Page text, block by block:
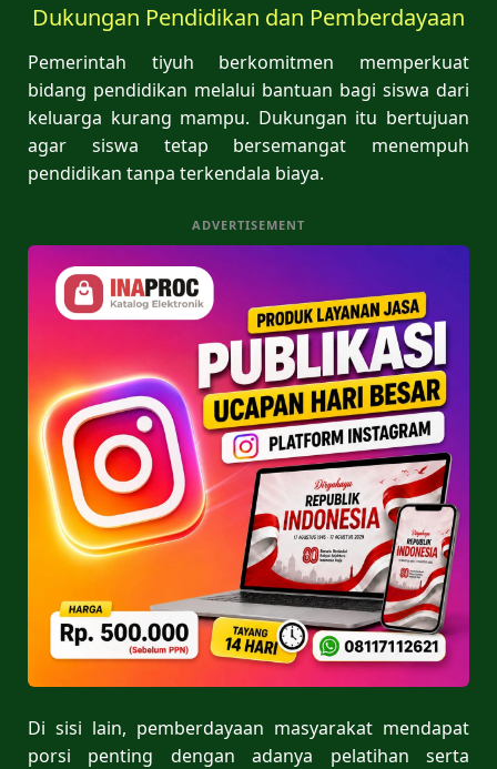
Dukungan Pendidikan dan Pemberdayaan
Pemerintah tiyuh berkomitmen memperkuat
bidang pendidikan melalui bantuan bagi siswa dari
keluarga kurang mampu. Dukungan itu bertujuan
agar siswa tetap bersemangat menempuh
pendidikan tanpa terkendala biaya.
ADVERTISEMENT
Di sisi lain, pemberdayaan masyarakat mendapat
porsi penting dengan adanya pelatihan serta